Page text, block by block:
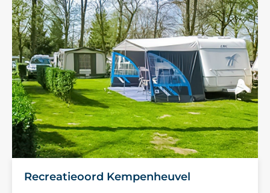
Recreatieoord Kempenheuvel